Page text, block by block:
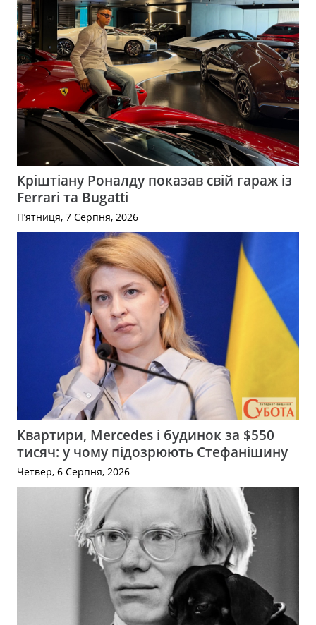
Кріштіану Роналду показав свій гараж із
Ferrari та Bugatti
П’ятниця, 7 Серпня, 2026
Квартири, Mercedes і будинок за $550
тисяч: у чому підозрюють Стефанішину
Четвер, 6 Серпня, 2026